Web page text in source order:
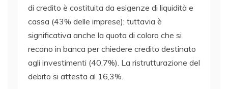
di credito è costituita da esigenze di liquidità e
cassa (43% delle imprese); tuttavia è
significativa anche la quota di coloro che si
recano in banca per chiedere credito destinato
agli investimenti (40,7%). La ristrutturazione del
debito si attesta al 16,3%.